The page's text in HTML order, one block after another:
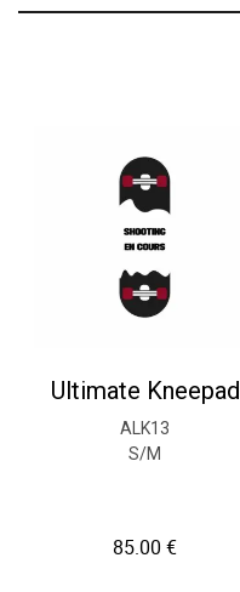
Ultimate Kneepad
ALK13
S/M
85.00 €